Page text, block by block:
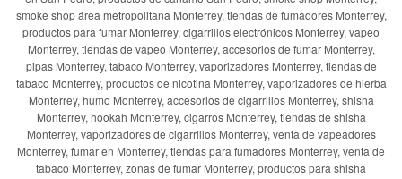
smoke shop área metropolitana Monterrey, tiendas de fumadores Monterrey,
productos para fumar Monterrey, cigarrillos electrónicos Monterrey, vapeo
Monterrey, tiendas de vapeo Monterrey, accesorios de fumar Monterrey,
pipas Monterrey, tabaco Monterrey, vaporizadores Monterrey, tiendas de
tabaco Monterrey, productos de nicotina Monterrey, vaporizadores de hierba
Monterrey, humo Monterrey, accesorios de cigarrillos Monterrey, shisha
Monterrey, hookah Monterrey, cigarros Monterrey, tiendas de shisha
Monterrey, vaporizadores de cigarrillos Monterrey, venta de vapeadores
Monterrey, fumar en Monterrey, tiendas para fumadores Monterrey, venta de
tabaco Monterrey, zonas de fumar Monterrey, productos para shisha